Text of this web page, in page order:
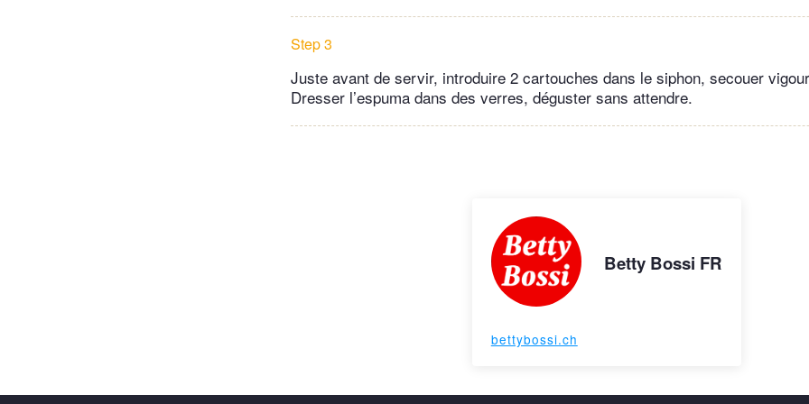
Step 3
Juste avant de servir, introduire 2 cartouches dans le siphon, secouer
Dresser l’espuma dans des verres, déguster sans attendre.
Betty Bossi FR
bettybossi.ch